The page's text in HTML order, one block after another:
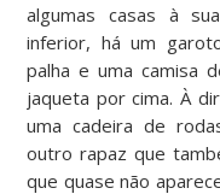
algumas casas à
inferior, há um
palha e uma camisa
jaqueta por cima. À
uma cadeira de
outro rapaz que
que quase não